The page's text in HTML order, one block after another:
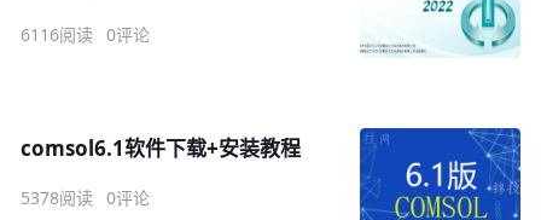
6116阅读 0评论
comsol6.1软件下载+安装教程
5378阅读 0评论